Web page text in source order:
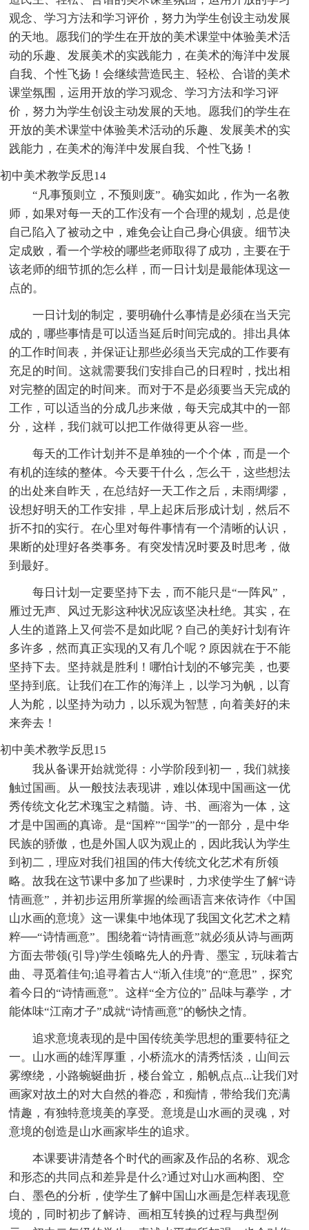
观念、学习方法和学习评价，努力为学生创设主动发展
的天地。愿我们的学生在开放的美术课堂中体验美术活
动的乐趣、发展美术的实践能力，在美术的海洋中发展
自我、个性飞扬！会继续营造民主、轻松、合谐的美术
课堂氛围，运用开放的学习观念、学习方法和学习评
价，努力为学生创设主动发展的天地。愿我们的学生在
开放的美术课堂中体验美术活动的乐趣、发展美术的实
践能力，在美术的海洋中发展自我、个性飞扬！
初中美术教学反思14
“凡事预则立，不预则废”。确实如此，作为一名教
师，如果对每一天的工作没有一个合理的规划，总是使
自己陷入了被动之中，难免会让自己身心俱疲。细节决
定成败，看一个学校的哪些老师取得了成功，主要在于
该老师的细节抓的怎么样，而一日计划是最能体现这一
点的。
一日计划的制定，要明确什么事情是必须在当天完
成的，哪些事情是可以适当延后时间完成的。排出具体
的工作时间表，并保证让那些必须当天完成的工作要有
充足的时间。这就需要我们安排自己的日程时，找出相
对完整的固定的时间来。而对于不是必须要当天完成的
工作，可以适当的分成几步来做，每天完成其中的一部
分，这样，我们就可以把工作做得更从容一些。
每天的工作计划并不是单独的一个个体，而是一个
有机的连续的整体。今天要干什么，怎么干，这些想法
的出处来自昨天，在总结好一天工作之后，未雨绸缪，
设想好明天的工作安排，早上起床后形成计划，然后不
折不扣的实行。在心里对每件事情有一个清晰的认识，
果断的处理好各类事务。有突发情况时要及时思考，做
到最好。
每日计划一定要坚持下去，而不能只是“一阵风”，
雁过无声、风过无影这种状况应该坚决杜绝。其实，在
人生的道路上又何尝不是如此呢？自己的美好计划有许
多许多，然而真正实现的又有几个呢？原因就在于不能
坚持下去。坚持就是胜利！哪怕计划的不够完美，也要
坚持到底。让我们在工作的海洋上，以学习为帆，以育
人为舵，以坚持为动力，以乐观为智慧，向着美好的未
来奔去！
初中美术教学反思15
我从备课开始就觉得：小学阶段到初一，我们就接
触过国画。从一般技法表现讲，难以体现中国画这一优
秀传统文化艺术瑰宝之精髓。诗、书、画溶为一体，这
才是中国画的真谛。是“国粹”“国学”的一部分，是中华
民族的骄傲，也是外国人叹为观止的，因此我认为学生
到初二，理应对我们祖国的伟大传统文化艺术有所领
略。故我在这节课中多加了些课时，力求使学生了解“诗
情画意”，并初步运用所掌握的绘画语言来依诗作《中国
山水画的意境》这一课集中地体现了我国文化艺术之精
粹──“诗情画意”。围绕着“诗情画意”就必须从诗与画两
方面去带领(引导)学生领略先人的丹青、墨宝，玩味着古
曲、寻觅着佳句;追寻着古人“渐入佳境”的“意思”，探究
着今日的“诗情画意”。这样“全方位的” 品味与摹学，才
能体味“江南才子”成就“诗情画意”的畅快之情。
追求意境表现的是中国传统美学思想的重要特征之
一。山水画的雄浑厚重，小桥流水的清秀恬淡，山间云
雾缭绕，小路蜿蜒曲折，楼台耸立，船帆点点...让我们对
画家对故土的对大自然的眷恋，和痴情，带给我们充满
情趣，有独特意境美的享受。意境是山水画的灵魂，对
意境的创造是山水画家毕生的追求。
本课要讲清楚各个时代的画家及作品的名称、观念
和形态的共同点和差异是什么?通过对山水画构图、空
白、墨色的分析，使学生了解中国山水画是怎样表现意
境的，同时初步了解诗、画相互转换的过程与典型例